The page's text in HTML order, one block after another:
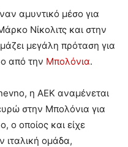
αμυντικό μέσο για
Νίκολιτς και στην
μεγάλη πρόταση για
από την Μπολόνια.
η ΑΕΚ αναμένεται
στην Μπολόνια για
ο οποίος και είχε
ιταλική ομάδα,